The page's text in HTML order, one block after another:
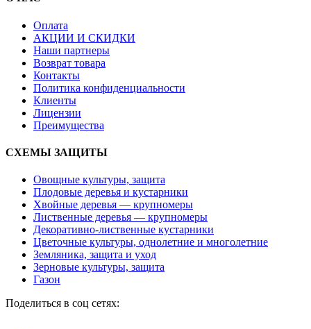
Оплата
АКЦИИ И СКИДКИ
Наши партнеры
Возврат товара
Контакты
Политика конфиденциальности
Клиенты
Лицензии
Преимущества
СХЕМЫ ЗАЩИТЫ
Овощные культуры, защита
Плодовые деревья и кустарники
Хвойные деревья — крупномеры
Лиственные деревья — крупномеры
Декоративно-лиственные кустарники
Цветочные культуры, однолетние и многолетние
Земляника, защита и уход
Зерновые культуры, защита
Газон
Поделиться в соц сетях: